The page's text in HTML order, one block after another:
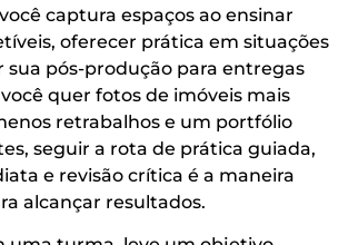
captura espaços ao ensinar
oferecer prática em situações
sua pós-produção para entregas
quer fotos de imóveis mais
retrabalhos e um portfólio
seguir a rota de prática guiada,
e revisão crítica é a maneira
alcançar resultados.